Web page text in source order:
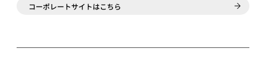
コーポレートサイトはこちら